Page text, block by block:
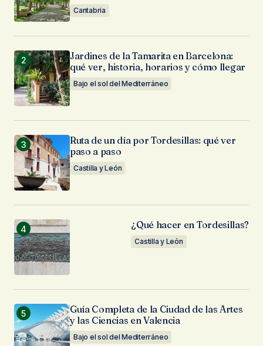
Cantabria
Jardines de la Tamarita en Barcelona:
qué ver, historia, horarios y cómo llegar
Bajo el sol del Mediterráneo
Ruta de un día por Tordesillas: qué ver
paso a paso
Castilla y León
¿Qué hacer en Tordesillas?
Castilla y León
Guía Completa de la Ciudad de las Artes
y las Ciencias en Valencia
Bajo el sol del Mediterráneo